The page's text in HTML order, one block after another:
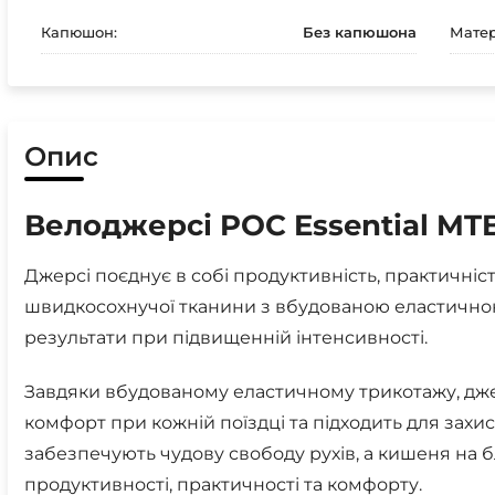
Капюшон: Без капюшона
Опис
Велоджерсі POC Essential
Джерсі поєднує в собі продуктивність,
швидкосохнучої тканини з вбудованою
результати при підвищенній інтенсивності.
Завдяки вбудованому еластичному трикотажу,
комфорт при кожній поїздці та підходить для
забезпечують чудову свободу рухів, а кишеня на
продуктивності, практичності та комфорту.